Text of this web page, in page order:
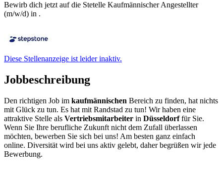
Bewirb dich jetzt auf die Stetelle Kaufmännischer Angestellter
(m/w/d) in .
Diese Stellenanzeige ist leider inaktiv.
Jobbeschreibung
Den richtigen Job im kaufmännischen Bereich zu finden, hat nichts
mit Glück zu tun. Es hat mit Randstad zu tun! Wir haben eine
attraktive Stelle als Vertriebsmitarbeiter in Düsseldorffür Sie.
Wenn Sie Ihre berufliche Zukunft nicht dem Zufall überlassen
möchten, bewerben Sie sich bei uns! Am besten ganz einfach
online. Diversität wird bei uns aktiv gelebt, daher begrüßen wir jede
Bewerbung.